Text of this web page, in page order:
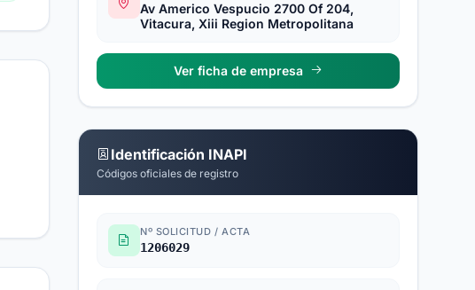
Av Americo Vespucio 2700 Of 204,
Vitacura, Xiii Region Metropolitana
Ver ficha de empresa
Identificación INAPI
Códigos oficiales de registro
Nº SOLICITUD / ACTA
1206029